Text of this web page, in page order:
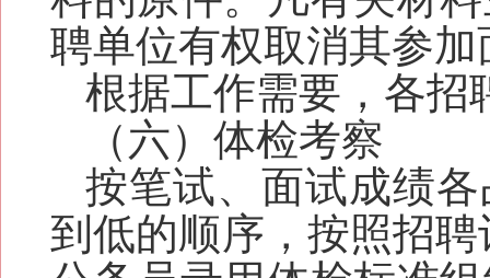
聘单位有权取消其参
根据工作需要，各招
（六）体检考察
按笔试、面试成绩
到低的顺序，按照招